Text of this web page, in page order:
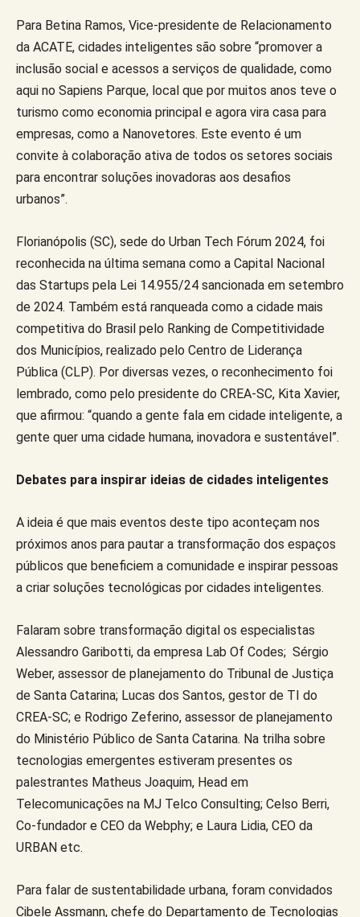
Para Betina Ramos, Vice-presidente de Relacionamento
da ACATE, cidades inteligentes são sobre “promover a
inclusão social e acessos a serviços de qualidade, como
aqui no Sapiens Parque, local que por muitos anos teve o
turismo como economia principal e agora vira casa para
empresas, como a Nanovetores. Este evento é um
convite à colaboração ativa de todos os setores sociais
para encontrar soluções inovadoras aos desafios
urbanos”.
Florianópolis (SC), sede do Urban Tech Fórum 2024, foi
reconhecida na última semana como a Capital Nacional
das Startups pela Lei 14.955/24 sancionada em setembro
de 2024. Também está ranqueada como a cidade mais
competitiva do Brasil pelo Ranking de Competitividade
dos Municípios, realizado pelo Centro de Liderança
Pública (CLP). Por diversas vezes, o reconhecimento foi
lembrado, como pelo presidente do CREA-SC, Kita Xavier,
que afirmou: “quando a gente fala em cidade inteligente, a
gente quer uma cidade humana, inovadora e sustentável”.
Debates para inspirar ideias de cidades inteligentes
A ideia é que mais eventos deste tipo aconteçam nos
próximos anos para pautar a transformação dos espaços
públicos que beneficiem a comunidade e inspirar pessoas
a criar soluções tecnológicas por cidades inteligentes.
Falaram sobre transformação digital os especialistas
Alessandro Garibotti, da empresa Lab Of Codes; Sérgio
Weber, assessor de planejamento do Tribunal de Justiça
de Santa Catarina; Lucas dos Santos, gestor de TI do
CREA-SC; e Rodrigo Zeferino, assessor de planejamento
do Ministério Público de Santa Catarina. Na trilha sobre
tecnologias emergentes estiveram presentes os
palestrantes Matheus Joaquim, Head em
Telecomunicações na MJ Telco Consulting; Celso Berri,
Co-fundador e CEO da Webphy; e Laura Lidia, CEO da
URBAN etc.
Para falar de sustentabilidade urbana, foram convidados
Cibele Assmann, chefe do Departamento de Tecnologias